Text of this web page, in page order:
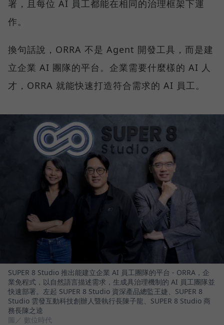
署，且每位 AI 員工都能在相同的治理框架下運
作。
換句話說，ORRA 不是 Agent 開發工具，而是建
立企業 AI 團隊的平台。企業需要什麼樣的 AI 人
才，ORRA 就能快速打造符合需求的 AI 員工。
SUPER 8 Studio 推出能建立企業 AI 員工團隊的平台 - ORRA，企
業免程式，以自然語言描述需求，生成具治理機制的 AI 員工團隊並
快速部署。左起 SUPER 8 Studio 資深產品總監王婕、SUPER 8
Studio 雲發互動科技創辦人暨執行長陳子龍、SUPER 8 Studio 商
務長陳之逵
圖／ 數位時代